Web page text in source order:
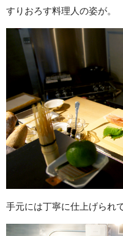
すりおろす料理人の姿が。
手元には丁寧に仕上げられ